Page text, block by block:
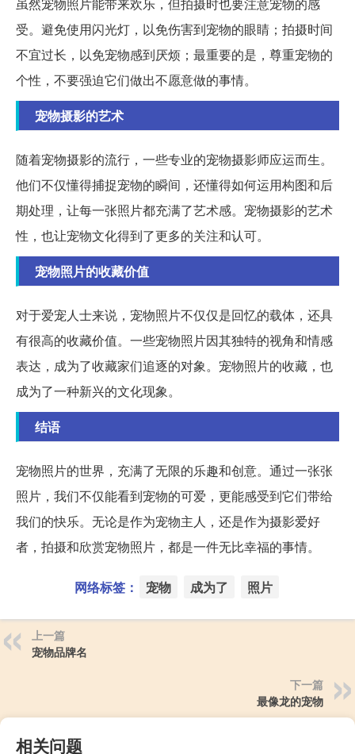
受。避免使用闪光灯，以免伤害到宠物的眼睛；拍摄时间
不宜过长，以免宠物感到厌烦；最重要的是，尊重宠物的
个性，不要强迫它们做出不愿意做的事情。
宠物摄影的艺术
随着宠物摄影的流行，一些专业的宠物摄影师应运而生。
他们不仅懂得捕捉宠物的瞬间，还懂得如何运用构图和后
期处理，让每一张照片都充满了艺术感。宠物摄影的艺术
性，也让宠物文化得到了更多的关注和认可。
宠物照片的收藏价值
对于爱宠人士来说，宠物照片不仅仅是回忆的载体，还具
有很高的收藏价值。一些宠物照片因其独特的视角和情感
表达，成为了收藏家们追逐的对象。宠物照片的收藏，也
成为了一种新兴的文化现象。
结语
宠物照片的世界，充满了无限的乐趣和创意。通过一张张
照片，我们不仅能看到宠物的可爱，更能感受到它们带给
我们的快乐。无论是作为宠物主人，还是作为摄影爱好
者，拍摄和欣赏宠物照片，都是一件无比幸福的事情。
网络标签： 宠物 成为了 照片
上一篇
宠物品牌名
下一篇
最像龙的宠物
相关问题